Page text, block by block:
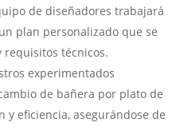
de diseñadores trabajará
plan personalizado que se
técnicos.
experimentados
de bañera por plato de
y eficiencia, asegurándose de